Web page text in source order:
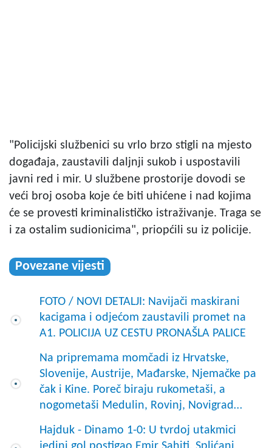
"Policijski službenici su vrlo brzo stigli na mjesto
događaja, zaustavili daljnji sukob i uspostavili
javni red i mir. U službene prostorije dovodi se
veći broj osoba koje će biti uhićene i nad kojima
će se provesti kriminalističko istraživanje. Traga se
i za ostalim sudionicima", priopćili su iz policije.
Povezane vijesti
FOTO / NOVI DETALJI: Navijači maskirani
kacigama i odjećom zaustavili promet na
A1. POLICIJA UZ CESTU PRONAŠLA PALICE
Na pripremama momčadi iz Hrvatske,
Slovenije, Austrije, Mađarske, Njemačke pa
čak i Kine. Poreč biraju rukometaši, a
nogometaši Medulin, Rovinj, Novigrad…
Hajduk - Dinamo 1-0: U tvrdoj utakmici